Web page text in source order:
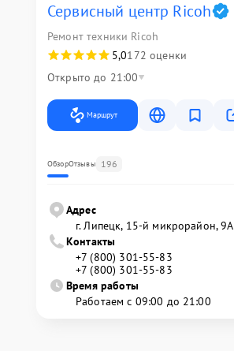
Сервисный центр Ricoh
Ремонт техники Ricoh
5,0172 оценки
Открыто до 21:00
Маршрут
ОбзорОтзывы 196
Адрес
г. Липецк, 15-й микрорайон, 9А
Контакты
+7 (800) 301-55-83
+7 (800) 301-55-83
Время работы
Работаем с 09:00 до 21:00